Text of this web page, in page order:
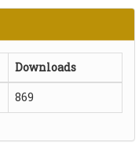
Downloads
869